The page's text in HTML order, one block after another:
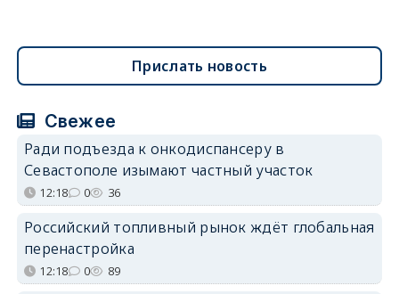
Прислать новость
Свежее
Ради подъезда к онкодиспансеру в
Севастополе изымают частный участок
12:18 0 36
Российский топливный рынок ждёт глобальная
перенастройка
12:18 0 89